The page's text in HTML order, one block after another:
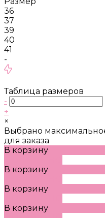
36
37
39
40
41
-
Таблица размеров
-
+
×
Выбрано
для заказа
В корзину
В корзину
В корзину
В корзину